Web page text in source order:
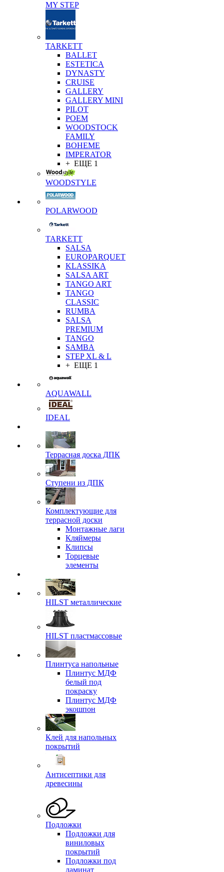
MY STEP
TARKETT
BALLET
ESTETICA
DYNASTY
CRUISE
GALLERY
GALLERY MINI
PILOT
POEM
WOODSTOCK
FAMILY
BOHEME
IMPERATOR
+ ЕЩЕ 1
WOODSTYLE
POLARWOOD
TARKETT
SALSA
EUROPARQUET
KLASSIKA
SALSA ART
TANGO ART
TANGO
CLASSIC
RUMBA
SALSA
PREMIUM
TANGO
SAMBA
STEP XL & L
+ ЕЩЕ 1
AQUAWALL
IDEAL
Террасная доска ДПК
Ступени из ДПК
Комплектующие для
террасной доски
Монтажные лаги
Кляймеры
Клипсы
Торцевые
элементы
HILST металлические
HILST пластмассовые
Плинтуса напольные
Плинтус МДФ
белый под
покраску
Плинтус МДФ
экошпон
Клей для напольных
покрытий
Антисептики для
древесины
Подложки
Подложки для
виниловых
покрытий
Подложки под
ламинат